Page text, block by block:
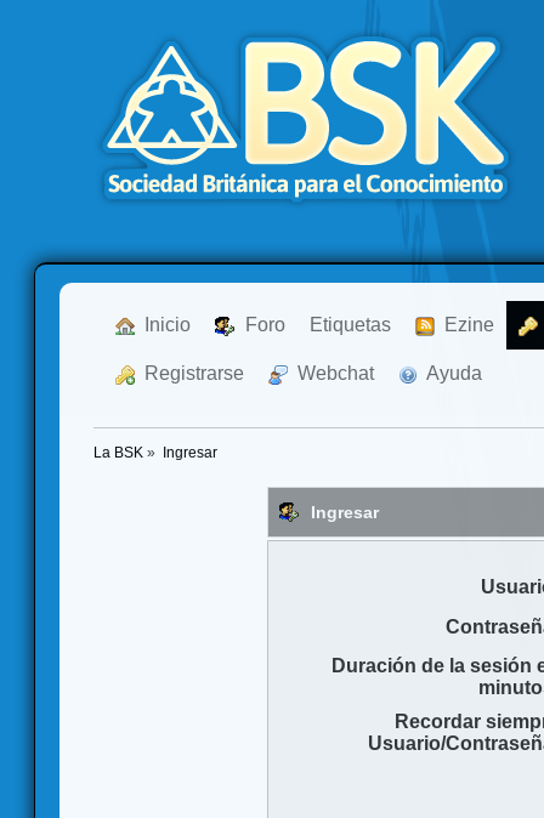
Inicio Foro Etiquetas Ezine
Registrarse Webchat Ayuda
La BSK » Ingresar
Ingresar
Duración de la sesión
Recordar
Usuario/